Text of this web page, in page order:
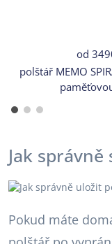
od
polštář MEMO
Jak
Pokud máte